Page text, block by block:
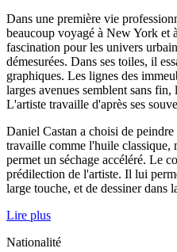
Dans une première vie
beaucoup voyagé à New York et
fascination pour les univers
démesurées. Dans ses toiles, il
graphiques. Les lignes des
larges avenues semblent sans
L'artiste travaille d'après ses
Daniel Castan a choisi de
travaille comme l'huile classique,
permet un séchage accéléré. Le
prédilection de l'artiste. Il lui
large touche, et de dessiner dans
Lire plus
Nationalité